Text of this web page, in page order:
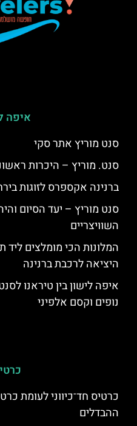
איפה
סנט מוריץ אתר סקי
סנט. מוריץ – היכרות
ברנינה אקספרס לזוגות
סנט מוריץ – יעד הסיום
השוויצריים
המלונות הכי מומלצים ליד
היציאה לרכבת ברנינה
איפה לישון בין טיראנו
נופים וקסם אלפיני
כרטיס חד־כיווני לעומת
ההבדלים